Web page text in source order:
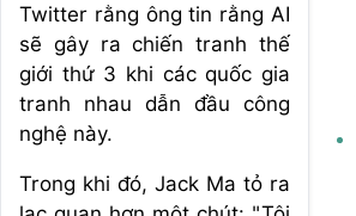
Twitter rằng ông tin rằng AI
sẽ gây ra chiến tranh thế
giới thứ 3 khi các quốc gia
tranh nhau dẫn đầu công
nghệ này.
Trong khi đó, Jack Ma tỏ ra